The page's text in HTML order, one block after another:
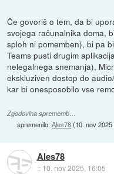
Če govoriš o tem, da bi
svojega računalnika doma,
sploh ni pomemben), bi pa
Teams pusti drugim
nelegalnega snemanja),
ekskluziven dostop do
kar bi onesposobilo vse
Zgodovina sprememb…
spremenilo:Ales78(10. nov
Ales78
:: 10. nov 2025, 16:05